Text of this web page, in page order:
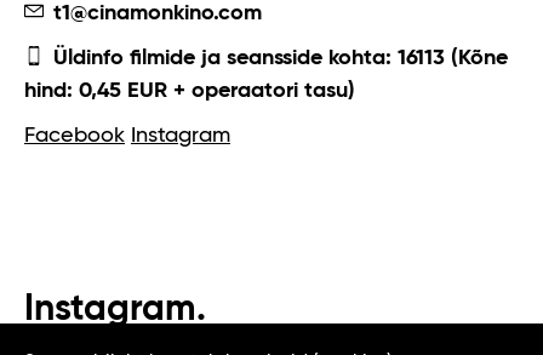
t1@cinamonkino.com
Üldinfo filmide ja seansside kohta: 16113 (Kõne
hind: 0,45 EUR + operaatori tasu)
Facebook Instagram
Instagram.